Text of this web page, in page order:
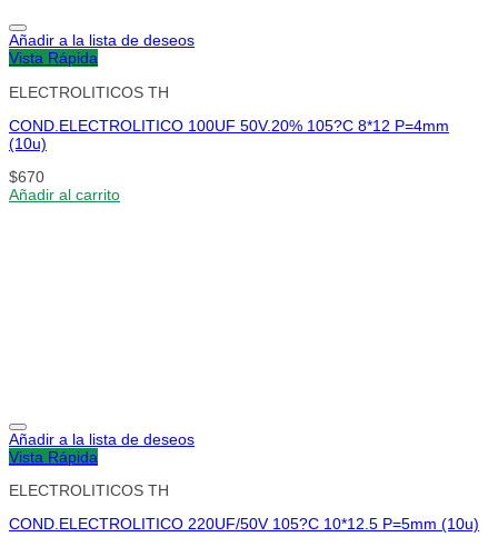
Añadir a la lista de deseos
Vista Rápida
ELECTROLITICOS TH
COND.ELECTROLITICO 100UF 50V.20% 105?C 8*12 P=4mm
(10u)
$670
Añadir al carrito
Añadir a la lista de deseos
Vista Rápida
ELECTROLITICOS TH
COND.ELECTROLITICO 220UF/50V 105?C 10*12.5 P=5mm (10u)